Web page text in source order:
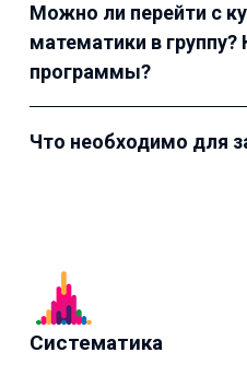
Можно ли перейти с
математики в группу?
программы?
Что необходимо для
Систематика